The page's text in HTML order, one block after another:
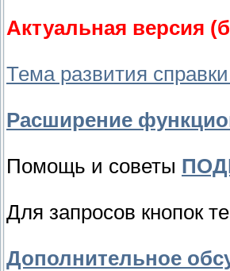
Актуальная версия
Тема развития
Расширение
Помощь и советы
Для запросов кнопок
Дополнительное